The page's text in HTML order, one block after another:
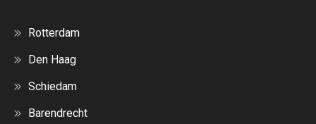
Rotterdam
Den Haag
Schiedam
Barendrecht